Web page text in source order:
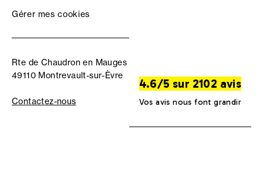
Gérer mes cookies
Rte de Chaudron en Mauges
49110 Montrevault-sur-Èvre
Contactez-nous
4.6/5 sur 2102 avis
Vos avis nous font grandir